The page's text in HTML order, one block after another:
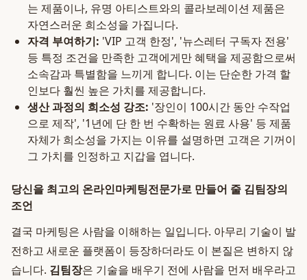
는 제품이나, 유명 아티스트와의 콜라보레이션 제품은
자연스러운 희소성을 가집니다.
자격 부여하기: 'VIP 고객 한정', '뉴스레터 구독자 전용'
등 특정 조건을 만족한 고객에게만 혜택을 제공함으로써
소속감과 특별함을 느끼게 합니다. 이는 단순한 가격 할
인보다 훨씬 높은 가치를 제공합니다.
생산 과정의 희소성 강조: '장인이 100시간 동안 수작업
으로 제작', '1년에 단 한 번 수확하는 원료 사용' 등 제품
자체가 희소성을 가지는 이유를 설명하면 고객은 기꺼이
그 가치를 인정하고 지갑을 엽니다.
당신을 최고의 온라인마케팅전문가로 만들어 줄 김팀장의
조언
결국 마케팅은 사람을 이해하는 일입니다. 아무리 기술이 발
전하고 새로운 플랫폼이 등장하더라도 이 본질은 변하지 않
습니다. 김팀장은 기술을 배우기 전에 사람을 먼저 배우라고